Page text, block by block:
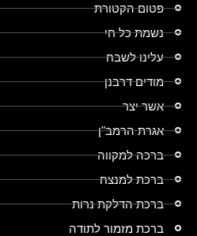
פטום הקטורת
נשמת כל חי
עלינו לשבח
מודים דרבנן
אשר יצר
אגרת הרמב"ן
ברכה למקווה
ברכת למנצח
ברכת הדלקת נרות
ברכת מזמור לתודה